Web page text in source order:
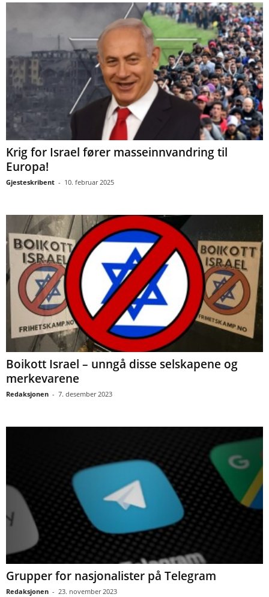
Krig for Israel fører masseinnvandring til
Europa!
Gjesteskribent - 10. februar 2025
Boikott Israel – unngå disse selskapene og
merkevarene
Redaksjonen - 7. desember 2023
Grupper for nasjonalister på Telegram
Redaksjonen - 23. november 2023